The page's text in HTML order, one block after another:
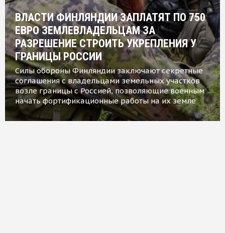
ВЛАСТИ ФИНЛЯНДИИ ЗАПЛАТЯТ ПО 750
ЕВРО ЗЕМЛЕВЛАДЕЛЬЦАМ ЗА
РАЗРЕШЕНИЕ СТРОИТЬ УКРЕПЛЕНИЯ У
ГРАНИЦЫ РОССИИ
Силы обороны Финляндии заключают секретные
соглашения с владельцами земельных участков
возле границы с Россией, позволяющие военным
начать фортификационные работы на их земле